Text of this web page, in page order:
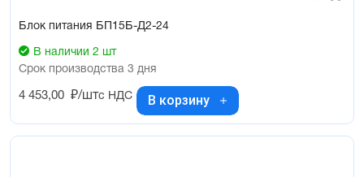
Блок питания БП15Б-Д2-24
В наличии 2 шт
Срок производства 3 дня
4 453,00 ₽/штс НДС В корзину